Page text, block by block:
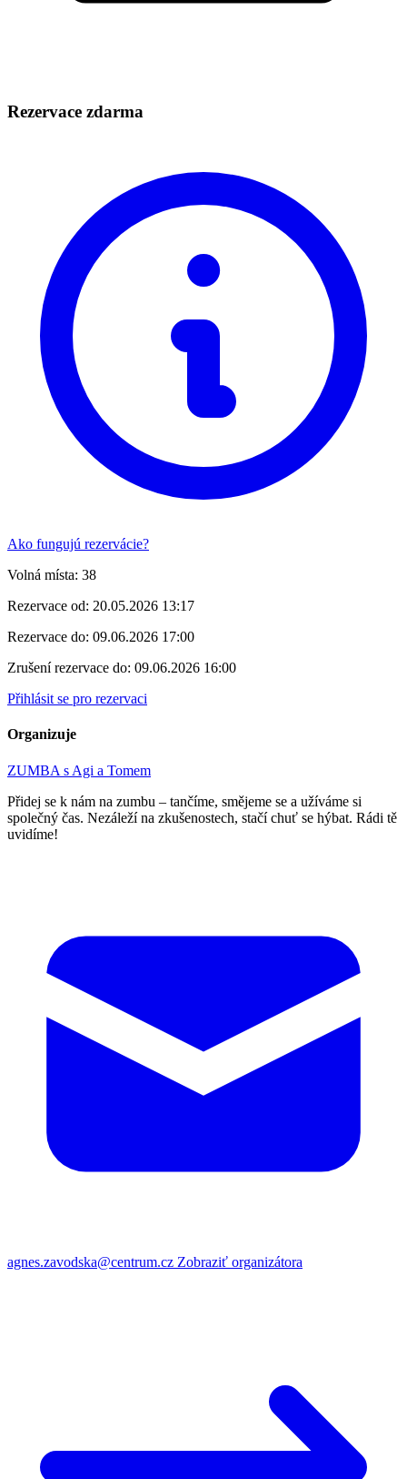
Rezervace zdarma
Ako fungujú rezervácie?
Volná místa: 38
Rezervace od: 20.05.2026 13:17
Rezervace do: 09.06.2026 17:00
Zrušení rezervace do: 09.06.2026 16:00
Přihlásit se pro rezervaci
Organizuje
ZUMBA s Agi a Tomem
Přidej se k nám na zumbu – tančíme, smějeme se a užíváme si
společný čas. Nezáleží na zkušenostech, stačí chuť se hýbat. Rádi tě
uvidíme!
agnes.zavodska@centrum.cz Zobraziť organizátora